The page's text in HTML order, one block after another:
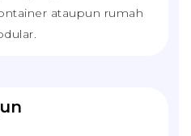
ataupun rumah